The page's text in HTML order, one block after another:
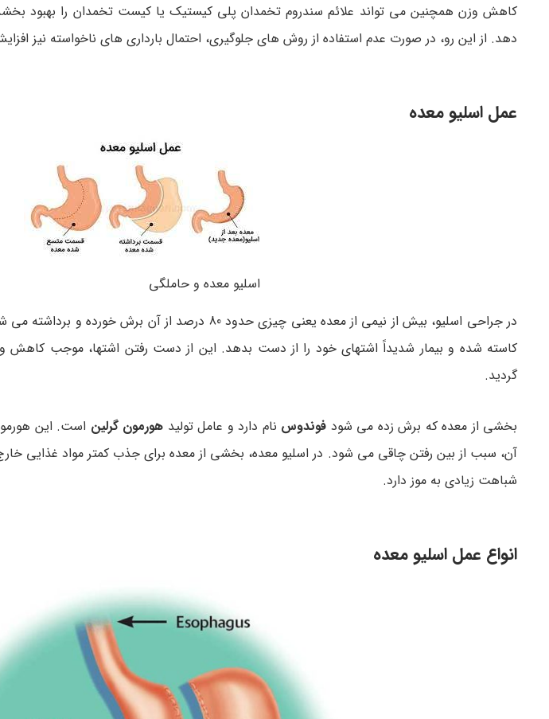
کاهش وزن همچنین می تواند علائم سندروم تخمدان پلی کیستیک یا کیست تخمدان را بهبود بخشد
دهد. از این رو، در صورت عدم استفاده از روش های جلوگیری، احتمال بارداری های ناخواسته نیز
عمل اسلیو معده
اسلیو معده و حاملگی
در جراحی اسلیو، بیش از نیمی از معده یعنی چیزی حدود 80 درصد
کاسته شده و بیمار شدیداً اشتهای خود را از دست بدهد. این از دست رفتن اشتها، موجب کاهش
گردید.
بخشی از معده که برش زده می شود فوندوس نام دارد و عامل تولید هورمون گرلین است. این
آن، سبب از بین رفتن چاقی می شود. در اسلیو معده، بخشی از معده برای جذب کمتر مواد غذایی
شباهت زیادی به موز دارد.
انواع عمل اسلیو معده